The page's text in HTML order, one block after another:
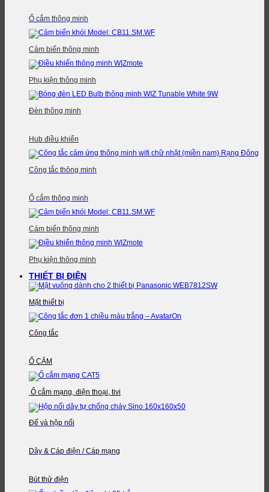
Ổ cắm thông minh
Cảm biến thông minh
Phụ kiện thông minh
Đèn thông minh
Hub điều khiển
Công tắc thông minh
Ổ cắm thông minh
Cảm biến thông minh
Phụ kiện thông minh
THIẾT BỊ ĐIỆN
Mặt thiết bị
Công tắc
Ổ CẮM
Ổ cắm mạng, điện thoại, tivi
Đế và hộp nối
Dây & Cáp điện / Cáp mạng
Bút thử điện